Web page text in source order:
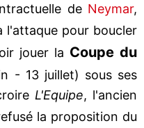
de Neymar,
l'attaque pour boucler
jouer la Coupe du
- 13 juillet) sous ses
L'Equipe, l'ancien
la proposition du